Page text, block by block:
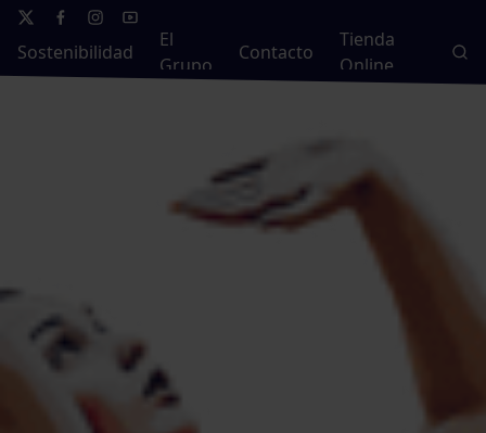
Sostenibilidad
El
Grupo
Contacto
Tienda
Online